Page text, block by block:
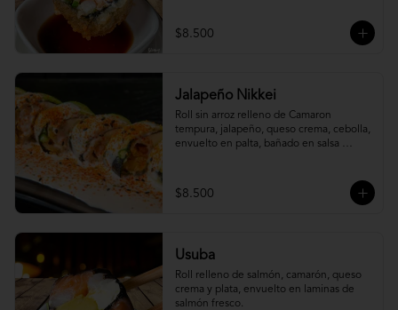
$8.500
Jalapeño Nikkei
Roll sin arroz relleno de Camaron
tempura, jalapeño, queso crema, cebolla,
envuelto en palta, bañado en salsa
$8.500
Usuba
Roll relleno de salmón, camarón, queso
crema y plata, envuelto en laminas de
salmón fresco.